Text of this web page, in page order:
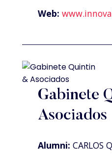
Web:
Gabinete
Asociados
Alumni: CARLOS